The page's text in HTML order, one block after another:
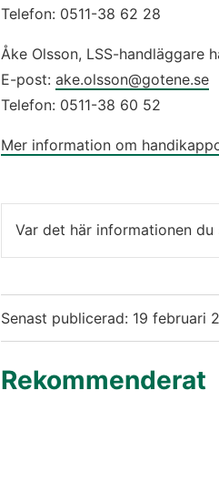
Telefon: 0511-38 62 28
Åke Olsson, LSS-handläggare
E-post: ake.olsson@gotene.se
Telefon: 0511-38 60 52
Mer information om
Var det här informationen du
Senast publicerad: 19 februari
Rekommenderat